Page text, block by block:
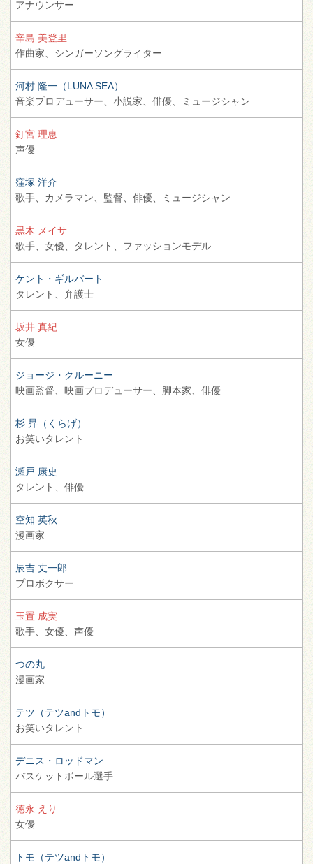
アナウンサー
辛島 美登里
作曲家、 シンガーソングライター
河村 隆一（LUNA SEA）
音楽プロデューサー、 小説家、 俳優、 ミュージシャン
釘宮 理恵
声優
窪塚 洋介
歌手、 カメラマン、 監督、 俳優、 ミュージシャン
黒木 メイサ
歌手、 女優、 タレント、 ファッションモデル
ケント・ギルバート
タレント、 弁護士
坂井 真紀
女優
ジョージ・クルーニー
映画監督、 映画プロデューサー、 脚本家、 俳優
杉 昇（くらげ）
お笑いタレント
瀬戸 康史
タレント、 俳優
空知 英秋
漫画家
辰吉 丈一郎
プロボクサー
玉置 成実
歌手、 女優、 声優
つの丸
漫画家
テツ（テツandトモ）
お笑いタレント
デニス・ロッドマン
バスケットボール選手
徳永 えり
女優
トモ（テツandトモ）